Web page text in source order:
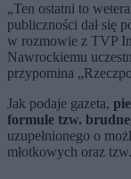
„Ten ostatni to
publiczności dał się
w rozmowie z TVP
Nawrockiemu
przypomina
Jak podaje gazeta,
formule tzw.
uzupełnionego o
młotkowych oraz